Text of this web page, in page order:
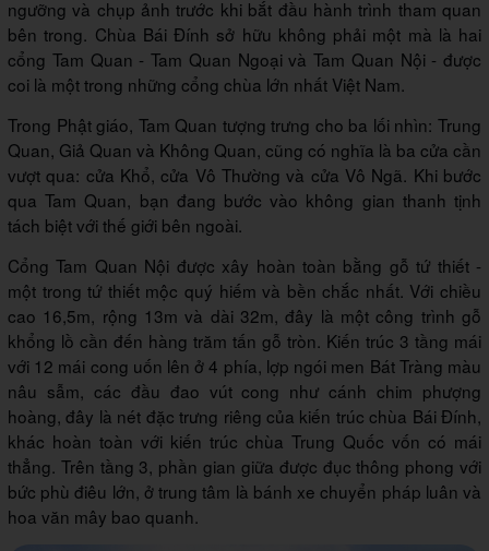
ngưỡng và chụp ảnh trước khi bắt đầu hành trình tham quan
bên trong. Chùa Bái Đính sở hữu không phải một mà là hai
cổng Tam Quan - Tam Quan Ngoại và Tam Quan Nội - được
coi là một trong những cổng chùa lớn nhất Việt Nam.
Trong Phật giáo, Tam Quan tượng trưng cho ba lối nhìn: Trung
Quan, Giả Quan và Không Quan, cũng có nghĩa là ba cửa cần
vượt qua: cửa Khổ, cửa Vô Thường và cửa Vô Ngã. Khi bước
qua Tam Quan, bạn đang bước vào không gian thanh tịnh
tách biệt với thế giới bên ngoài.
Cổng Tam Quan Nội được xây hoàn toàn bằng gỗ tứ thiết -
một trong tứ thiết mộc quý hiếm và bền chắc nhất. Với chiều
cao 16,5m, rộng 13m và dài 32m, đây là một công trình gỗ
khổng lồ cần đến hàng trăm tấn gỗ tròn. Kiến trúc 3 tầng mái
với 12 mái cong uốn lên ở 4 phía, lợp ngói men Bát Tràng màu
nâu sẫm, các đầu đao vút cong như cánh chim phượng
hoàng, đây là nét đặc trưng riêng của kiến trúc chùa Bái Đính,
khác hoàn toàn với kiến trúc chùa Trung Quốc vốn có mái
thẳng. Trên tầng 3, phần gian giữa được đục thông phong với
bức phù điêu lớn, ở trung tâm là bánh xe chuyển pháp luân và
hoa văn mây bao quanh.